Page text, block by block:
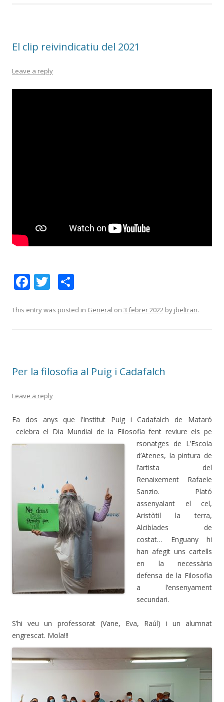
k ix
El clip reivindicatiu del 2021
Leave a reply
F
e
k
T
itt m
ix
This entry was posted in General on 3 febrer 2022 by jbeltran.
Per la filosofia al Puig i Cadafalch
Leave a reply
Fa dos anys que l’Institut Puig i Cadafalch de Mataró
celebra el Dia Mundial de la Filosofia fent reviure els pe
rsonatges de L’Escola
d’Atenes, la pintura de
l’artista del
Renaixement Rafaele
Sanzio. Plató
assenyalant el cel,
Aristòtil la terra,
Alcibíades de
costat… Enguany hi
han afegit uns cartells
en la necessària
defensa de la Filosofia
a l’ensenyament
secundari.
S’hi veu un professorat (Vane, Eva, Raúl) i un alumnat
engrescat. Mola!!!